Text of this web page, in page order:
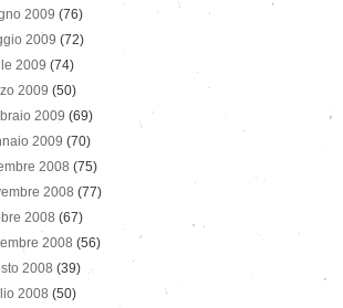
2009 (76)
2009 (72)
2009 (74)
2009 (50)
2009 (69)
2009 (70)
2008 (75)
2008 (77)
2008 (67)
2008 (56)
2008 (39)
2008 (50)